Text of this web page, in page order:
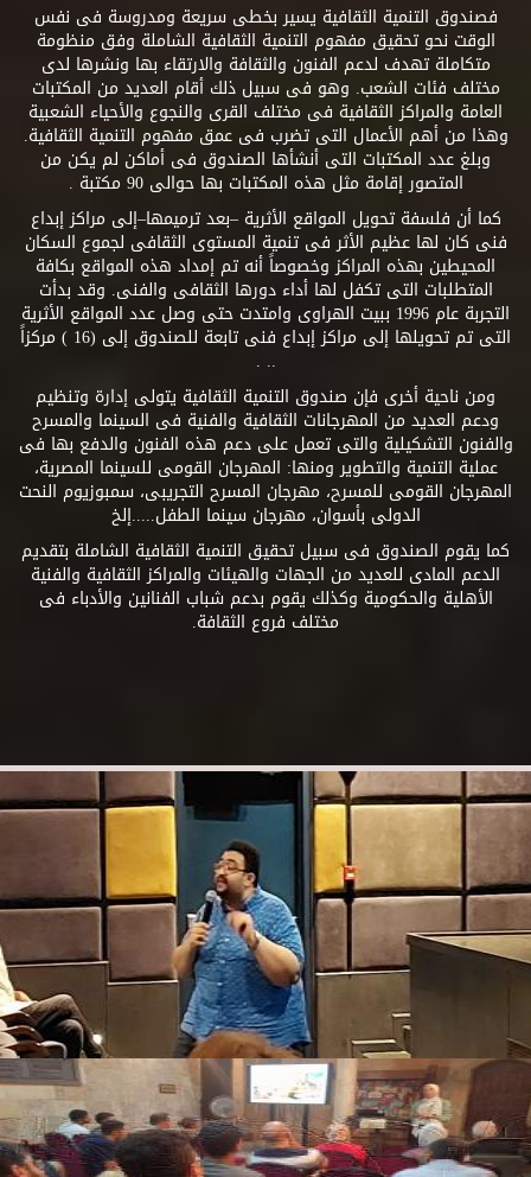
فصندوق التنمية الثقافية يسير بخطى سريعة ومدروسة فى نفس
الوقت نحو تحقيق مفهوم التنمية الثقافية الشاملة وفق منظومة
متكاملة تهدف لدعم الفنون والثقافة والارتقاء بها ونشرها لدى
مختلف فئات الشعب. وهو فى سبيل ذلك أقام العديد من المكتبات
العامة والمراكز الثقافية فى مختلف القرى والنجوع والأحياء الشعبية
وهذا من أهم الأعمال التى تضرب فى عمق مفهوم التنمية الثقافية.
وبلغ عدد المكتبات التى أنشأها الصندوق فى أماكن لم يكن من
المتصور إقامة مثل هذه المكتبات بها حوالى 90 مكتبة .
كما أن فلسفة تحويل المواقع الأثرية –بعد ترميمها–إلى مراكز إبداع
فنى كان لها عظيم الأثر فى تنمية المستوى الثقافى لجموع السكان
المحيطين بهذه المراكز وخصوصاً أنه تم إمداد هذه المواقع بكافة
المتطلبات التى تكفل لها أداء دورها الثقافى والفنى. وقد بدأت
التجربة عام 1996 ببيت الهراوى وامتدت حتى وصل عدد المواقع الأثرية
التى تم تحويلها إلى مراكز إبداع فنى تابعة للصندوق إلى (16 ) مركزاً
.. .
ومن ناحية أخرى فإن صندوق التنمية الثقافية يتولى إدارة وتنظيم
ودعم العديد من المهرجانات الثقافية والفنية فى السينما والمسرح
والفنون التشكيلية والتى تعمل على دعم هذه الفنون والدفع بها فى
عملية التنمية والتطوير ومنها: المهرجان القومى للسينما المصرية،
المهرجان القومى للمسرح، مهرجان المسرح التجريبى، سمبوزيوم النحت
الدولى بأسوان، مهرجان سينما الطفل.....إلخ
كما يقوم الصندوق فى سبيل تحقيق التنمية الثقافية الشاملة بتقديم
الدعم المادى للعديد من الجهات والهيئات والمراكز الثقافية والفنية
الأهلية والحكومية وكذلك يقوم بدعم شباب الفنانين والأدباء فى
مختلف فروع الثقافة.